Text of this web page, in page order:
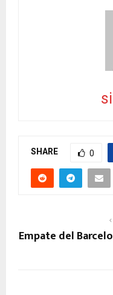
SHARE 0
Empate del